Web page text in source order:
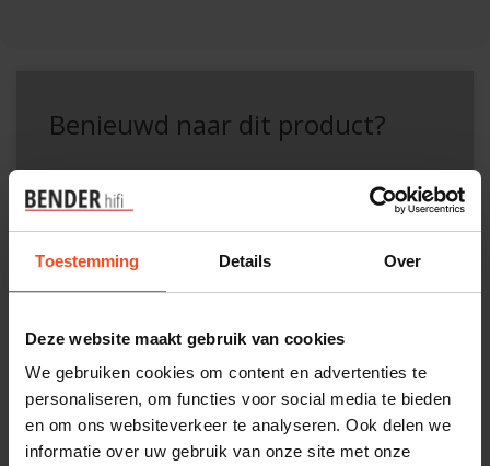
Toestemming Details Over
Deze website maakt gebruik van cookies
We gebruiken cookies om content en advertenties te
personaliseren, om functies voor social media te bieden
en om ons websiteverkeer te analyseren. Ook delen we
informatie over uw gebruik van onze site met onze
Benieuwd naar dit product?
nodig bij je bestelling? Neem contact op met onze
Maak een luisterafspraak
Productomschrijving